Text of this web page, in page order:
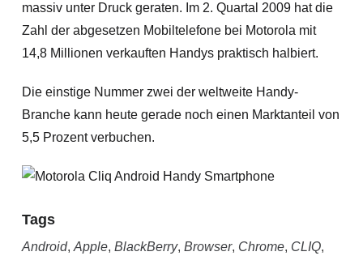
massiv unter Druck geraten. Im 2. Quartal 2009 hat die
Zahl der abgesetzen Mobiltelefone bei Motorola mit
14,8 Millionen verkauften Handys praktisch halbiert.
Die einstige Nummer zwei der weltweite Handy-
Branche kann heute gerade noch einen Marktanteil von
5,5 Prozent verbuchen.
Tags
Android, Apple, BlackBerry, Browser, Chrome, CLIQ,